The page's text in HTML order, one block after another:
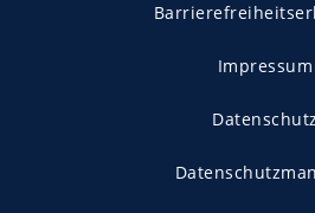
Impressum
Datenschutz